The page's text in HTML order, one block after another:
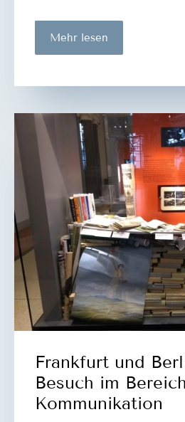
Museum
Hause
der
Mehr lesen
Frankfurt und
Besuch im
Kommunikation